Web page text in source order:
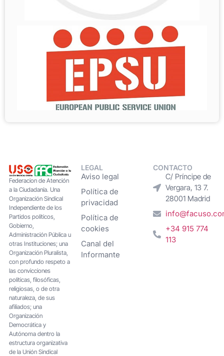
Federacion de Atención
a la Ciudadanía. Una
Organización Sindical
Independiente de los
Partidos políticos,
Gobierno,
Administración Pública u
otras Instituciones; una
Organización Pluralista,
con profundo respeto a
las convicciones
políticas, filosóficas,
religiosas, o de otra
naturaleza, de sus
afiliados; una
Organización
Democrática y
Autónoma dentro la
estructura organizativa
de la Unión Sindical
LEGAL
Aviso legal
Política de
privacidad
Política de
cookies
Canal del
Informante
CONTACTO
C/ Príncipe de
Vergara, 13 7.
28001 Madrid
+34 915 774
113